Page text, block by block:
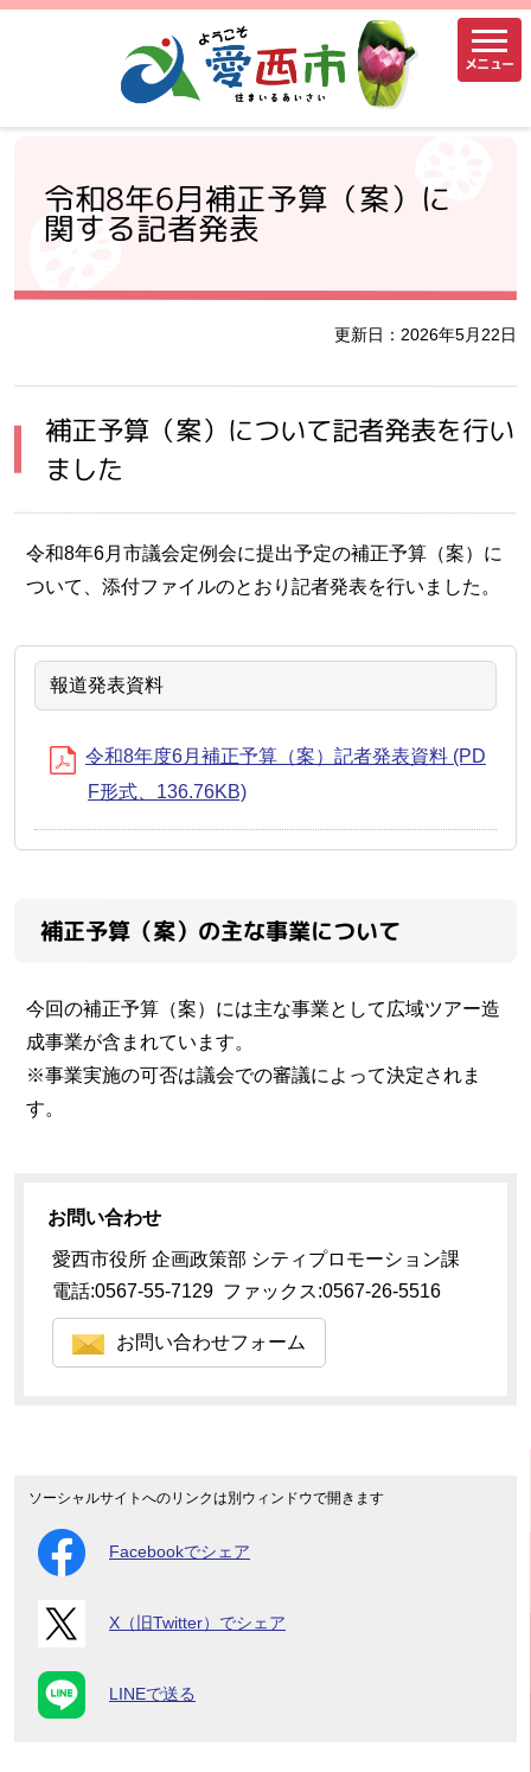
メニュー
令和8年6月補正予算（案）に
関する記者発表
更新日：2026年5月22日
補正予算（案）について記者発表を行い
ました
令和8年6月市議会定例会に提出予定の補正予算（案）に
ついて、添付ファイルのとおり記者発表を行いました。
報道発表資料
令和8年度6月補正予算（案）記者発表資料 (PD
F形式、136.76KB)
補正予算（案）の主な事業について
今回の補正予算（案）には主な事業として広域ツアー造
成事業が含まれています。
※事業実施の可否は議会での審議によって決定されま
す。
お問い合わせ
愛西市役所 企画政策部 シティプロモーション課
電話:0567-55-7129 ファックス:0567-26-5516
お問い合わせフォーム
ソーシャルサイトへのリンクは別ウィンドウで開きます
Facebookでシェア
X（旧Twitter）でシェア
LINEで送る